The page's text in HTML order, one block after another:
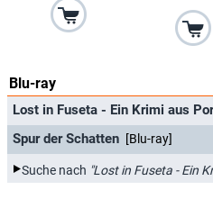
Blu-ray
Lost in Fuseta - Ein Krimi aus
Spur der Schatten [Blu-ray]
Suche nach "Lost in Fuseta - Ein